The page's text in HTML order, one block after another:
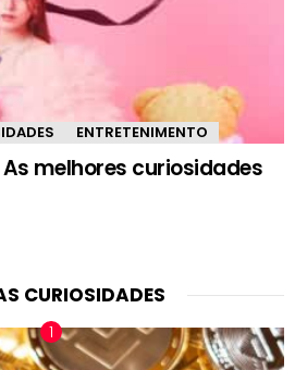
ENTRETENIMENTO
melhores curiosidades
CURIOSIDADES